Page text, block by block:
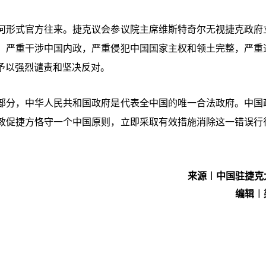
式官方往来。捷克议会参议院主席维斯特奇尔无视捷克政府
重干涉中国内政，严重侵犯中国国家主权和领土完整，严重
强烈谴责和坚决反对。
，中华人民共和国政府是代表全中国的唯一合法政府。中国
捷方恪守一个中国原则，立即采取有效措施消除这一错误行
来源︱中国驻捷克
编辑︱